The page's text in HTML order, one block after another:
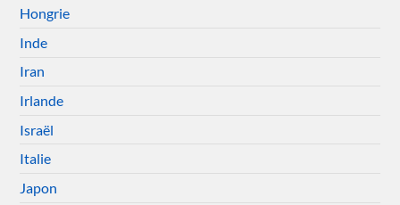
Hongrie
Inde
Iran
Irlande
Israël
Italie
Japon